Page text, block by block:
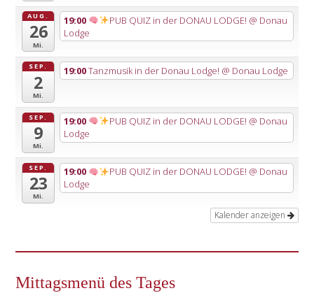
AUG.
26
Mi.
19:00 PUB QUIZ in der DONAU LODGE! @ Donau
Lodge
SEP.
2
Mi.
19:00Tanzmusik in der Donau Lodge! @ Donau Lodge
SEP.
9
Mi.
19:00 PUB QUIZ in der DONAU LODGE! @ Donau
Lodge
SEP.
23
Mi.
19:00 PUB QUIZ in der DONAU LODGE! @ Donau
Lodge
Kalender anzeigen
Mittagsmenü des Tages